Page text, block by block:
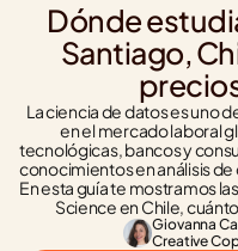
Dónde
Santiago,
La ciencia de datos es uno
en el mercado laboral
tecnológicas, bancos y
conocimientos en análisis
En esta guía te mostramos
Science en Chile,
Giovanna
Creative